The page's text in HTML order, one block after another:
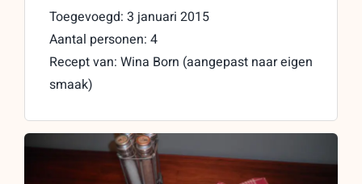
Toegevoegd: 3 januari 2015
Aantal personen: 4
Recept van: Wina Born (aangepast naar eigen
smaak)